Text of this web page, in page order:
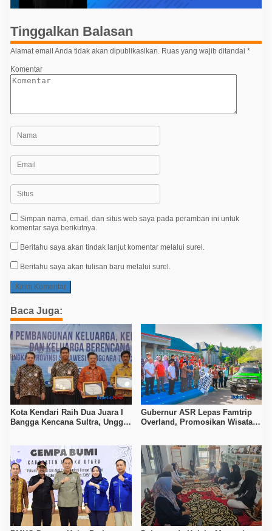
i
p
o
s
Tinggalkan Balasan
Alamat email Anda tidak akan dipublikasikan. Ruas yang wajib ditandai *
Komentar
Simpan nama, email, dan situs web saya pada peramban ini untuk
komentar saya berikutnya.
Beritahu saya akan tindak lanjut komentar melalui surel.
Beritahu saya akan tulisan baru melalui surel.
Baca Juga:
Kota Kendari Raih Dua Juara I
Bangga Kencana Sultra, Unggul
Gubernur ASR Lepas Famtrip
Overland, Promosikan Wisata